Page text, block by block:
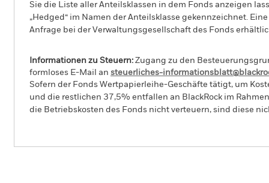
Sie die Liste aller Anteilsklassen in dem Fonds anzeigen
„Hedged“ im Namen der Anteilsklasse gekennzeichnet.
Anfrage bei der Verwaltungsgesellschaft des Fonds
Informationen zu Steuern: Zugang zu den
formloses E-Mail an steuerliches-
Sofern der Fonds Wertpapierleihe-Geschäfte tätigt, um
und die restlichen 37,5% entfallen an BlackRock im
die Betriebskosten des Fonds nicht verteuern, sind diese